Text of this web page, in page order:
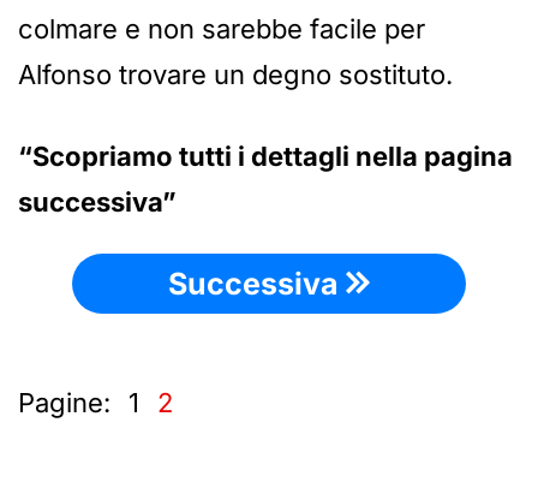
colmare e non sarebbe facile per
Alfonso trovare un degno sostituto.
“Scopriamo tutti i dettagli nella pagina
successiva”
Successiva
Pagine: 1 2